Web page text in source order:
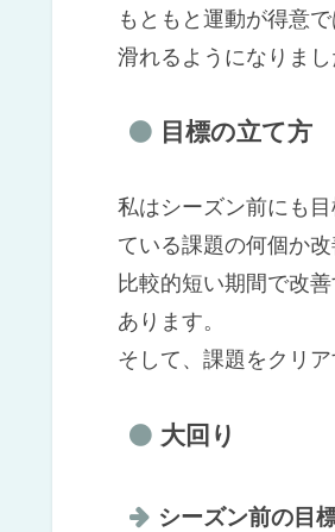
もともと運動が得意
滑れるようになりま
目標の立て方
私はシーズン前にも
ている課題の何個か
比較的短い期間で改
あります。
そして、課題をクリ
大回り
シーズン前の目